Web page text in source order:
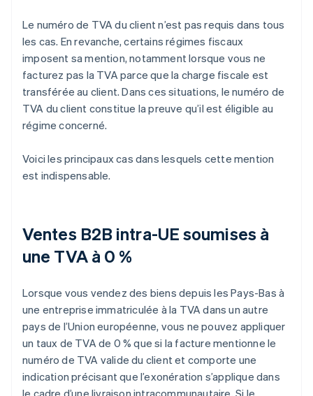
Le numéro de TVA du client n’est pas requis dans tous
les cas. En revanche, certains régimes fiscaux
imposent sa mention, notamment lorsque vous ne
facturez pas la TVA parce que la charge fiscale est
transférée au client. Dans ces situations, le numéro de
TVA du client constitue la preuve qu’il est éligible au
régime concerné.
Voici les principaux cas dans lesquels cette mention
est indispensable.
Ventes B2B intra-UE soumises à
une TVA à 0 %
Lorsque vous vendez des biens depuis les Pays-Bas à
une entreprise immatriculée à la TVA dans un autre
pays de l’Union européenne, vous ne pouvez appliquer
un taux de TVA de 0 % que si la facture mentionne le
numéro de TVA valide du client et comporte une
indication précisant que l’exonération s’applique dans